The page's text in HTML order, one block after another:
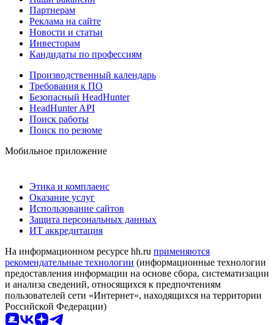
Партнерам
Реклама на сайте
Новости и статьи
Инвесторам
Кандидаты по профессиям
Производственный календарь
Требования к ПО
Безопасный HeadHunter
HeadHunter API
Поиск работы
Поиск по резюме
Мобильное приложение
Этика и комплаенс
Оказание услуг
Использование сайтов
Защита персональных данных
ИТ аккредитация
На информационном ресурсе hh.ru применяются
рекомендательные технологии (информационные технологии
предоставления информации на основе сбора, систематизации
и анализа сведений, относящихся к предпочтениям
пользователей сети «Интернет», находящихся на территории
Российской Федерации)